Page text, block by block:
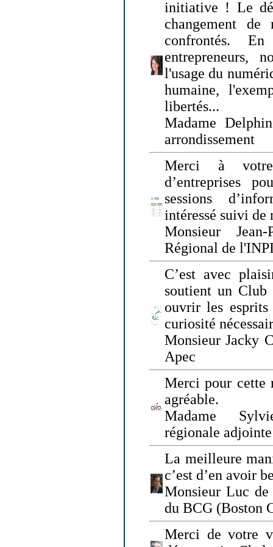
initiative ! Le
changement de
confrontés.
entrepreneurs,
l'usage du
humaine,
libertés...
Madame
arrondissement
Merci à
d’entreprises
sessions
intéressé suivi de
Monsieur
Régional de
C’est avec
soutient un Club
ouvrir les
curiosité
Monsieur Jacky
Apec
Merci pour cette
agréable.
Madame
régionale
La meilleure
c’est d’en avoir
Monsieur Luc de
du BCG (Boston
Merci de votre